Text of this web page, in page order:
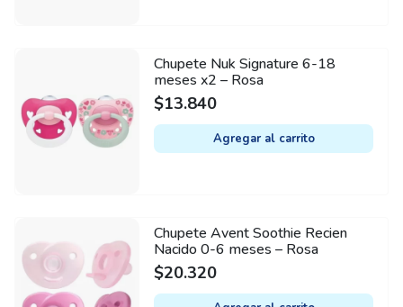
Chupete Nuk Signature 6-18
meses x2 – Rosa
$13.840
Agregar al carrito
Chupete Avent Soothie Recien
Nacido 0-6 meses – Rosa
$20.320